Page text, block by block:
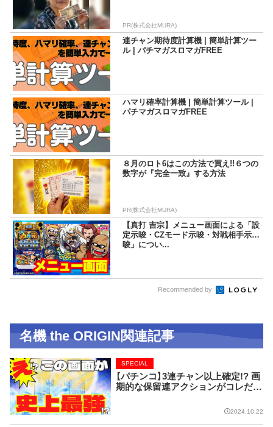
PR(株式会社MURA)
連チャン期待度計算機 | 簡単計算ツー
ル | パチマガスロマガFREE
ハマリ確率計算機 | 簡単計算ツール |
パチマガスロマガFREE
８月のロト6はこの方法で買え!!６つの
数字が『完全一致』する方法
PR(株式会社MURA)
【真打 吉宗】メニュー画面による「設
定示唆・CZモード示唆・対戦相手示
唆」につい...
Recommended by
名機 the ORIGIN関連記事
【パチンコ】3連チャン以上確定!? 画
期的な保留連アクションがコレだ!
SPECIAL
2024.10.22